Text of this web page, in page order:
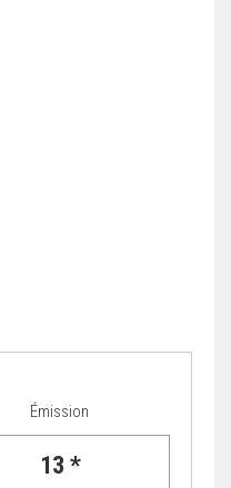
Émission
13 *